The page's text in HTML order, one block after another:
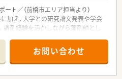
風通しの良い現場をお探しの方！
ト／（前橋市エリア担当より）
加え、大学との研究論文発表や学会
剤経験を活かしながら薬剤師とし
＊
て】
剤薬局であり、最寄り駅からはお車
お問い合わせ